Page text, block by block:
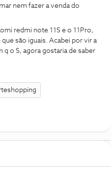
nem fazer a venda do
redmi note 11S e o 11Pro,
são iguais. Acabei por vir a
q o S, agora gostaria de saber